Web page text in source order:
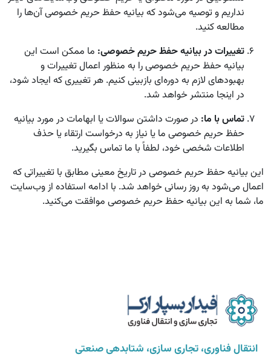
نداریم و توصیه می‌شود که بیانیه حفظ حریم خصوصی آن‌ها را
مطالعه کنید.
تغییرات در بیانیه حفظ حریم خصوصی: ما ممکن است این
بیانیه حفظ حریم خصوصی را به منظور اعمال تغییرات و
بهبودهای لازم به دوره‌ای بازبینی کنیم. هر تغییری که ایجاد شود،
در اینجا منتشر خواهد شد.
تماس با ما: در صورت داشتن سوالات یا ابهامات در مورد بیانیه
حفظ حریم خصوصی ما یا نیاز به درخواست ارتقاء یا حذف
اطلاعات شخصی خود، لطفاً با ما تماس بگیرید.
این بیانیه حفظ حریم خصوصی در تاریخ معینی مطابق با تغییراتی که
اعمال می‌شود به روز رسانی خواهد شد. با ادامه استفاده از وب‌سایت
ما، شما به این بیانیه حفظ حریم خصوصی موافقت می‌کنید.
انتقال فناوری، تجاری سازی، شتابدهی صنعتی